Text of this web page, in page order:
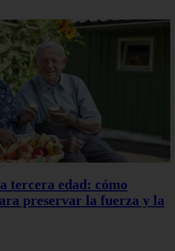
tercera edad: cómo
preservar la fuerza y la